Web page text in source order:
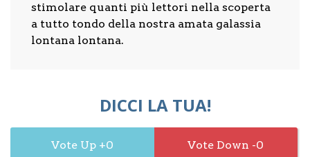
stimolare quanti più lettori nella scoperta
a tutto tondo della nostra amata galassia
lontana lontana.
DICCI LA TUA!
0 0